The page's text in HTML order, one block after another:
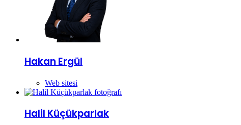
Hakan Ergül
Web sitesi
Halil Küçükparlak